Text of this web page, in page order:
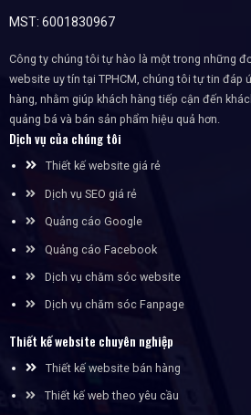
MST: 6001830967
Công ty chúng tôi tự hào là một trong những
website uy tín tại TPHCM, chúng tôi tự tin đáp
hàng, nhằm giúp khách hàng tiếp cận đến
quảng bá và bán sản phẩm hiệu quả hơn.
Dịch vụ của chúng tôi
Thiết kế website giá rẻ
Dịch vụ SEO giá rẻ
Quảng cáo Google
Quảng cáo Facebook
Dịch vụ chăm sóc website
Dịch vụ chăm sóc Fanpage
Thiết kế website chuyên nghiệp
Thiết kế website bán hàng
Thiết kế web theo yêu cầu